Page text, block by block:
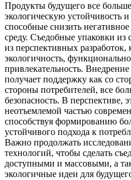
Продукты будущего все
экологическую устойчивость
способные снизить
среду. Съедобные упаковки
из перспективных разработок,
экологичность,
привлекательность.
получает поддержку как со
стороны потребителей, все
безопасность. В перспективе,
неотъемлемой частью
способствуя формированию
устойчивого подхода к
Важно продолжать
технологий, чтобы сделать
доступными и массовыми, а
экологичные идеи для